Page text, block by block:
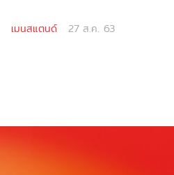
เมนสแตนด์ 27 ส.ค. 63